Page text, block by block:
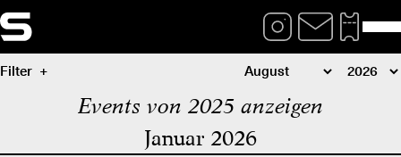
Filter
Events von 2025 anzeigen
Januar 2026